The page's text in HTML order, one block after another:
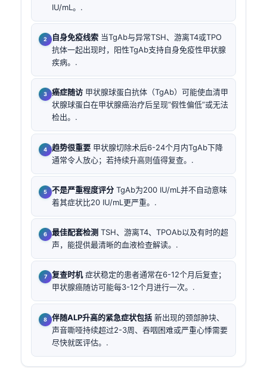
IU/mL。.
自身免疫线索 当TgAb与异常TSH、游离T4或TPO
抗体一起出现时，阳性TgAb支持自身免疫性甲状腺
疾病。.
癌症随访 甲状腺球蛋白抗体（TgAb）可能使血清甲
状腺球蛋白在甲状腺癌治疗后呈现“假性偏低”或无法
检出。.
趋势很重要 甲状腺切除术后6-24个月内TgAb下降
通常令人放心；若持续升高则值得复查。.
不是严重程度评分 TgAb为200 IU/mL并不自动意味
着其症状比20 IU/mL更严重。.
最佳配套检测 TSH、游离T4、TPOAb以及有时的超
声，能提供最清晰的血液检查解读。.
复查时机症状稳定的患者通常在6-12个月后复查；
甲状腺癌随访可能每3-12个月进行一次。.
伴随ALP升高的紧急症状包括 新出现的颈部肿块、
声音嘶哑持续超过2-3周、吞咽困难或严重心悸需要
尽快就医评估。.